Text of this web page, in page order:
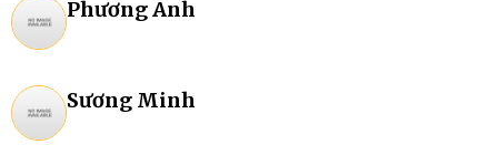
Phương Anh
Sương Minh